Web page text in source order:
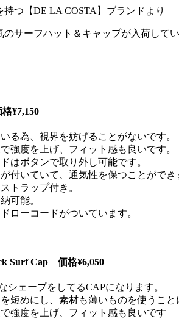
つ【DE LA COSTA】ブランドより
サーフハット＆キャップが入荷してい
格¥7,150
る為、視界を妨げることがないです。
強度を上げ、フィット感も良いです。
はボタンで取り外し可能です。
付いていて、通気性を保つことができ
トラップ付き。
可能。
ローコードがついています。
Surf Cap 価格¥6,050
シェープをしてるCAPになります。
短めにし、素材も薄いものを使うこ
強度を上げ、フィット感も良いです